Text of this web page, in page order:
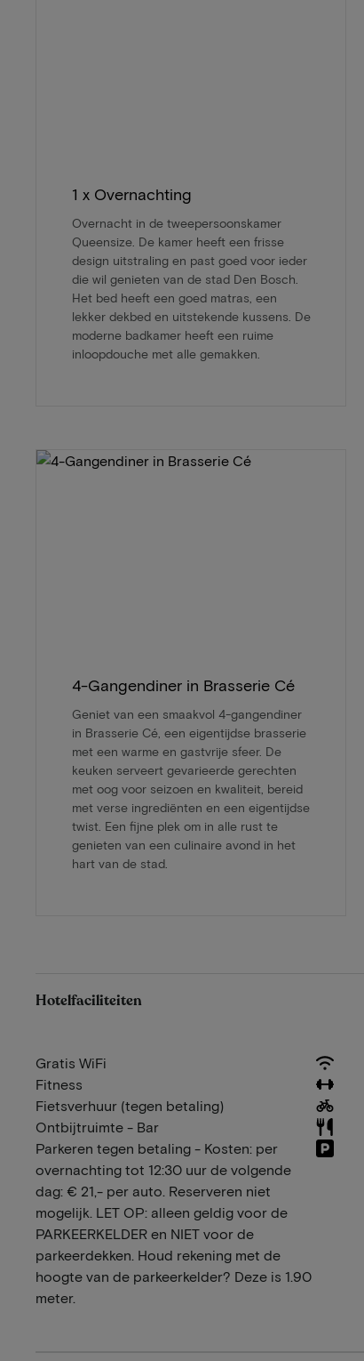
1 x Overnachting
Overnacht in de tweepersoonskamer
Queensize. De kamer heeft een frisse
design uitstraling en past goed voor ieder
die wil genieten van de stad Den Bosch.
Het bed heeft een goed matras, een
lekker dekbed en uitstekende kussens. De
moderne badkamer heeft een ruime
inloopdouche met alle gemakken.
4-Gangendiner in Brasserie Cé
Geniet van een smaakvol 4-gangendiner
in Brasserie Cé, een eigentijdse brasserie
met een warme en gastvrije sfeer. De
keuken serveert gevarieerde gerechten
met oog voor seizoen en kwaliteit, bereid
met verse ingrediënten en een eigentijdse
twist. Een fijne plek om in alle rust te
genieten van een culinaire avond in het
hart van de stad.
Hotelfaciliteiten
Gratis WiFi
Fitness
Fietsverhuur (tegen betaling)
Ontbijtruimte - Bar
Parkeren tegen betaling - Kosten: per
overnachting tot 12:30 uur de volgende
dag: € 21,- per auto. Reserveren niet
mogelijk. LET OP: alleen geldig voor de
PARKEERKELDER en NIET voor de
parkeerdekken. Houd rekening met de
hoogte van de parkeerkelder? Deze is 1.90
meter.